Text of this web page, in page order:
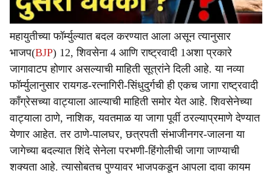
महायुतीच्या फॉर्म्युल्यात बदल करण्यात आला असून त्यानुसार
भाजप(BJP) 12, शिवसेना 4 आणि राष्ट्रवादी 1अशा प्रकारे
जागावाटप होणार असल्याची माहिती सूत्रांने दिली आहे. या नव्या
फॉर्म्युलानुसार रायगड-रत्नागिरी-सिंधुदुर्गची ही एकच जागा राष्ट्रवादी
काँग्रेसच्या वाट्याला आल्याची माहिती समोर येत आहे. शिवसेनेच्या
वाट्याला ठाणे, नाशिक, यवतमाळ या जागा पूर्वी ठरल्याप्रमाणे देण्यात
येणार आहेत. तर ठाणे-पालघर, छत्रपती संभाजीनगर-जालना या
जागेच्या बदल्यात शिंदे सेनेला परभणी-हिंगोलीची जागा जाण्याची
शक्यता आहे. त्यासोबतच पुण्यावर भाजपकडून आपला दावा कायम